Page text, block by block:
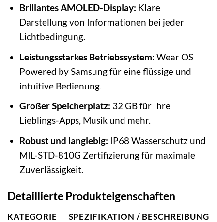
Brillantes AMOLED-Display: Klare
Darstellung von Informationen bei jeder
Lichtbedingung.
Leistungsstarkes Betriebssystem: Wear OS
Powered by Samsung für eine flüssige und
intuitive Bedienung.
Großer Speicherplatz: 32 GB für Ihre
Lieblings-Apps, Musik und mehr.
Robust und langlebig: IP68 Wasserschutz und
MIL-STD-810G Zertifizierung für maximale
Zuverlässigkeit.
Detaillierte Produkteigenschaften
KATEGORIE SPEZIFIKATION / BESCHREIBUNG